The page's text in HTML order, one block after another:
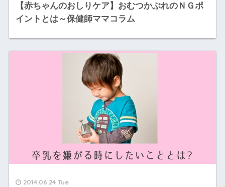
【赤ちゃんのおしりケア】おむつかぶれのＮＧポ
イントとは～保健師ママコラム
2014.06.24 Tue